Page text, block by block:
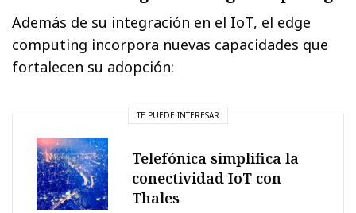
Además de su integración en el IoT, el edge
computing incorpora nuevas capacidades que
fortalecen su adopción:
TE PUEDE INTERESAR
Telefónica simplifica la
conectividad IoT con
Thales